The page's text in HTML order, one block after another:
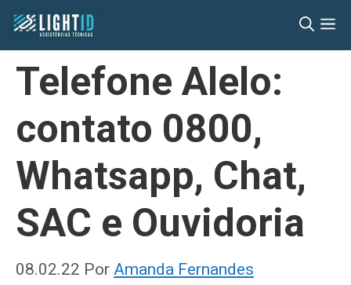
Pular
para
conteúdo
Telefone Alelo:
contato 0800,
Whatsapp, Chat,
SAC e Ouvidoria
08.02.22 Por Amanda Fernandes